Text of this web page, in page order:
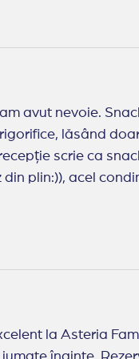
nu este deschis
lăsând
scrie ca
plin:)), acel
mâncarea, cea cu
la Asteria